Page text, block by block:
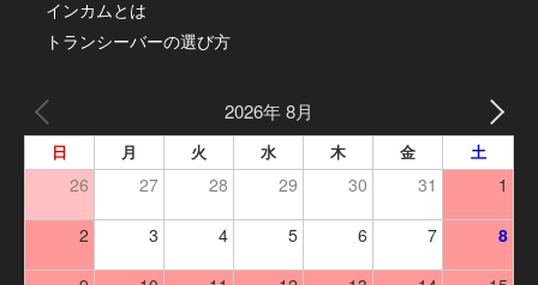
インカムとは
トランシーバーの選び方
2026年 8月
日 月 火 水 木 金 土
26 27 28 29 30 31 1
2 3 4 5 6 7 8